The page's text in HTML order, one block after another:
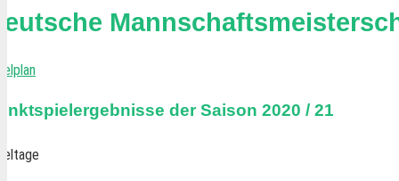
der Saison 2020 / 21